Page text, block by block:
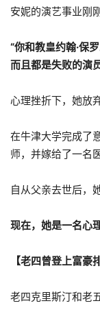
安妮的演艺事业刚
“你和教皇约翰·保
而且都是失败的演
心理挫折下，她放
在牛津大学完成了
师，并嫁给了一名
自从父亲去世后，
现在，她是一名心
【老四曾登上富豪
老四克里斯汀和老